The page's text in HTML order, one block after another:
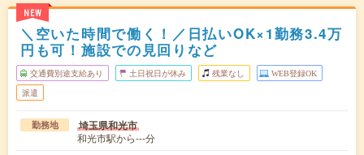
NEW
＼空いた時間で働く！／日払いOK×1勤務3.4万
円も可！施設での見回りなど
交通費別途支給あり 土日祝日が休み 残業なし WEB登録OK
派遣
勤務地 埼玉県和光市
和光市駅から---分